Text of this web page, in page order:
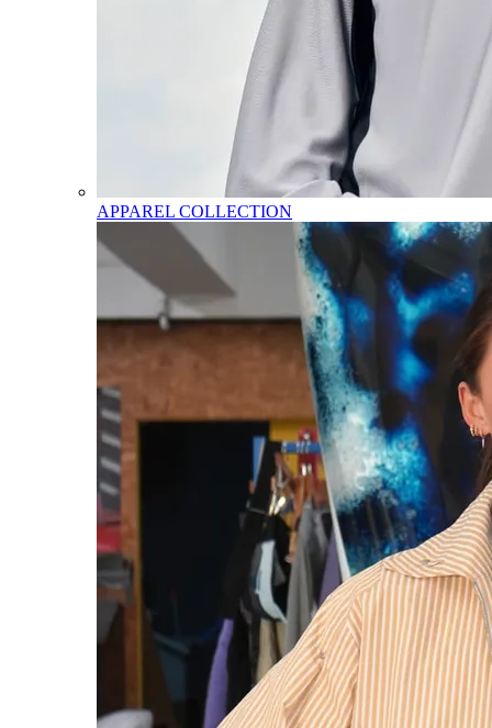
APPAREL COLLECTION